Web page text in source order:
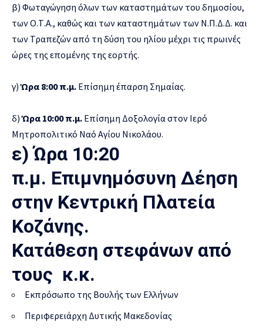
β) Φωταγώγηση όλων των καταστημάτων του δημοσίου,
των Ο.Τ.Α., καθώς και των καταστημάτων των Ν.Π.Δ.Δ. και
των Τραπεζών από τη δύση του ηλίου μέχρι τις πρωινές
ώρες της επομένης της εορτής.
γ)Ώρα 8:00 π.μ. Επίσημη έπαρση Σημαίας.
δ)Ώρα 10:00 π.μ. Επίσημη Δοξολογία στον Ιερό
Μητροπολιτικό Ναό Αγίου Νικολάου.
ε)Ώρα 10:20
π.μ. Επιμνημόσυνη Δέηση
στην Κεντρική Πλατεία
Κοζάνης.
Κατάθεση στεφάνων από
τους κ.κ.
Εκπρόσωπο της Βουλής των Ελλήνων
Περιφερειάρχη Δυτικής Μακεδονίας